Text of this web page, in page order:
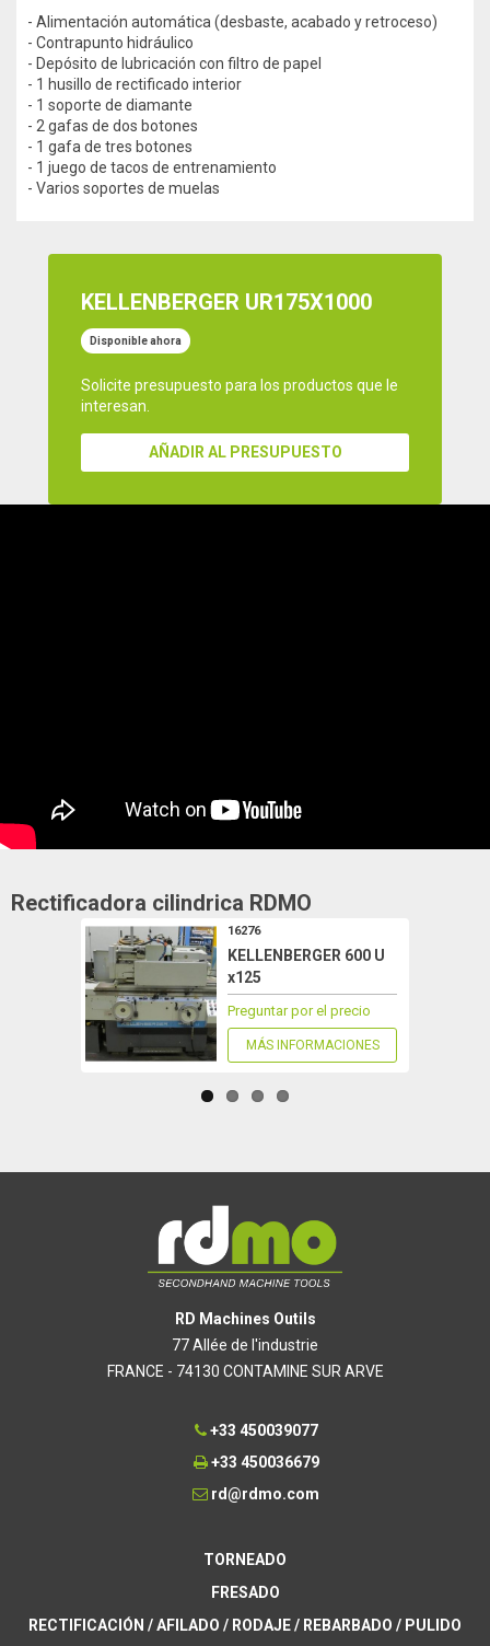
- Alimentación automática (desbaste, acabado y retroceso)
- Contrapunto hidráulico
- Depósito de lubricación con filtro de papel
- 1 husillo de rectificado interior
- 1 soporte de diamante
- 2 gafas de dos botones
- 1 gafa de tres botones
- 1 juego de tacos de entrenamiento
- Varios soportes de muelas
KELLENBERGER UR175X1000
Disponible ahora
Solicite presupuesto para los productos que le
interesan.
AÑADIR AL PRESUPUESTO
Rectificadora cilindrica RDMO
16276
KELLENBERGER 600 U
x125
Preguntar por el precio
MÁS INFORMACIONES
RD Machines Outils
77 Allée de l'industrie
FRANCE - 74130 CONTAMINE SUR ARVE
+33 450039077
+33 450036679
rd@rdmo.com
TORNEADO
FRESADO
RECTIFICACIÓN / AFILADO / RODAJE / REBARBADO / PULIDO